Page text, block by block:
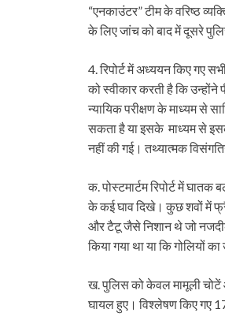
“एनकाउंटर” टीम के वरिष्ठ
के लिए जांच को बाद में दूसरे
4. रिपोर्ट में अध्ययन किए गए
को स्वीकार करती है कि उन्होंने
न्यायिक परीक्षण के माध्यम से
सकता है या इसके माध्यम से
नहीं की गई। तथ्यात्मक
क. पोस्टमार्टम रिपोर्ट में
के कई घाव दिखे। कुछ शवों में
और टैटू जैसे निशान थे जो
किया गया था या कि गोलियों
ख. पुलिस को केवल मामूली चोटें
घायल हुए। विश्लेषण किए गए